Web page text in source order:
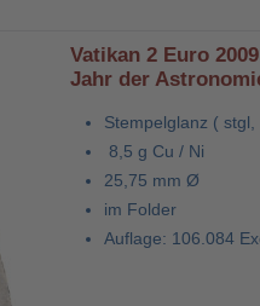
Vatikan 2 Euro
Jahr der
Stempelglanz ( stgl,
8,5 g Cu / Ni
25,75 mm Ø
im Folder
Auflage: 106.084